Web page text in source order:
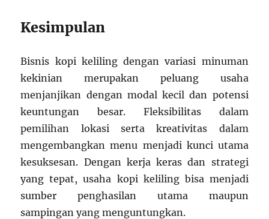
Kesimpulan
Bisnis kopi keliling dengan variasi minuman
kekinian merupakan peluang usaha
menjanjikan dengan modal kecil dan potensi
keuntungan besar. Fleksibilitas dalam
pemilihan lokasi serta kreativitas dalam
mengembangkan menu menjadi kunci utama
kesuksesan. Dengan kerja keras dan strategi
yang tepat, usaha kopi keliling bisa menjadi
sumber penghasilan utama maupun
sampingan yang menguntungkan.